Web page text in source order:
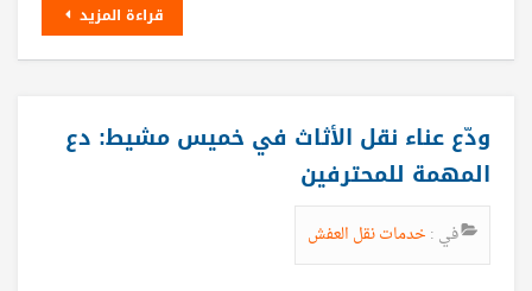
قراءة المزيد
ودّع عناء نقل الأثاث في خميس مشيط: دع
المهمة للمحترفين
في : خدمات نقل العفش